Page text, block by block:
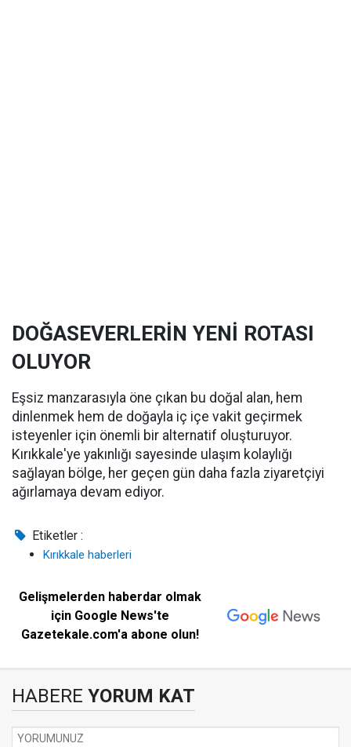
DOĞASEVERLERİN YENİ ROTASI
OLUYOR
Eşsiz manzarasıyla öne çıkan bu doğal alan, hem
dinlenmek hem de doğayla iç içe vakit geçirmek
isteyenler için önemli bir alternatif oluşturuyor.
Kırıkkale'ye yakınlığı sayesinde ulaşım kolaylığı
sağlayan bölge, her geçen gün daha fazla ziyaretçiyi
ağırlamaya devam ediyor.
Etiketler :
Kırıkkale haberleri
Gelişmelerden haberdar olmak
için Google News'te
Gazetekale.com'a abone olun!
HABERE YORUM KAT